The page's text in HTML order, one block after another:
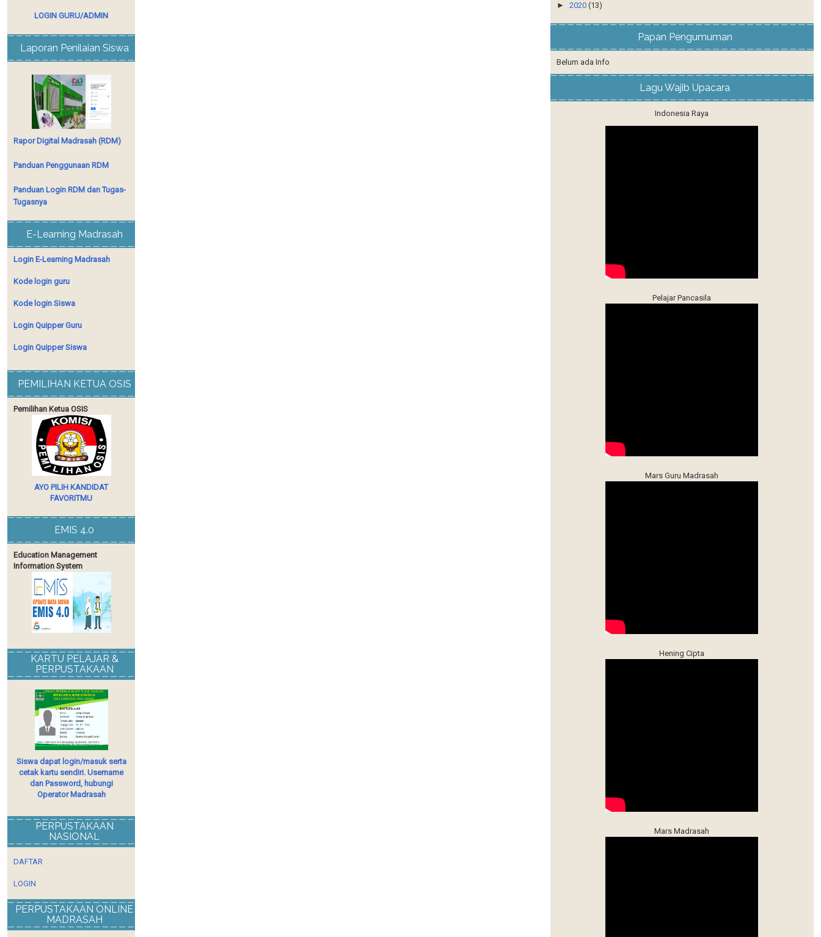
LOGIN GURU/ADMIN
Laporan Penilaian Siswa
Rapor Digital Madrasah (RDM)
Panduan Penggunaan RDM
Panduan Login RDM dan Tugas-
Tugasnya
E-Learning Madrasah
Login E-Learning Madrasah
Kode login guru
Kode login Siswa
Login Quipper Guru
Login Quipper Siswa
PEMILIHAN KETUA OSIS
Pemilihan Ketua OSIS
AYO PILIH KANDIDAT
FAVORITMU
EMIS 4.0
Education Management
Information System
KARTU PELAJAR &
PERPUSTAKAAN
Siswa dapat login/masuk serta
cetak kartu sendiri. Username
dan Password, hubungi
Operator Madrasah
PERPUSTAKAAN
NASIONAL
DAFTAR
LOGIN
PERPUSTAKAAN ONLINE
MADRASAH
►2020(13)
Papan Pengumuman
Belum ada Info
Lagu Wajib Upacara
Indonesia Raya
Pelajar Pancasila
Mars Guru Madrasah
Hening Cipta
Mars Madrasah